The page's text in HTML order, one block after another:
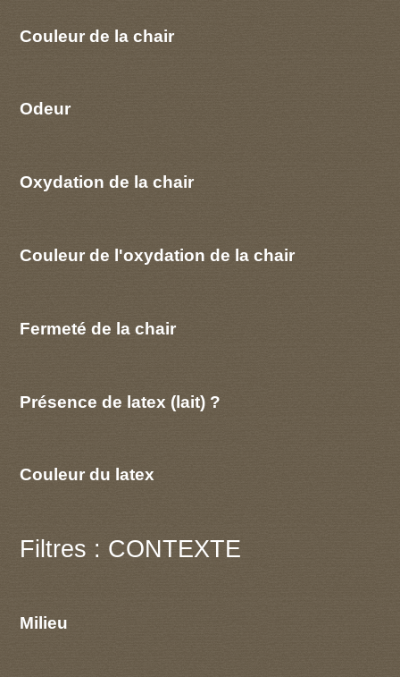
Couleur de la chair
Odeur
Oxydation de la chair
Couleur de l'oxydation de la chair
Fermeté de la chair
Présence de latex (lait) ?
Couleur du latex
Filtres : CONTEXTE
Milieu